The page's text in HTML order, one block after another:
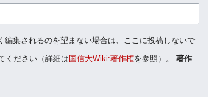
集されるのを望まない場合は、ここに投稿しないで
ください（詳細は 国信大Wiki:著作権を参照）。 著作